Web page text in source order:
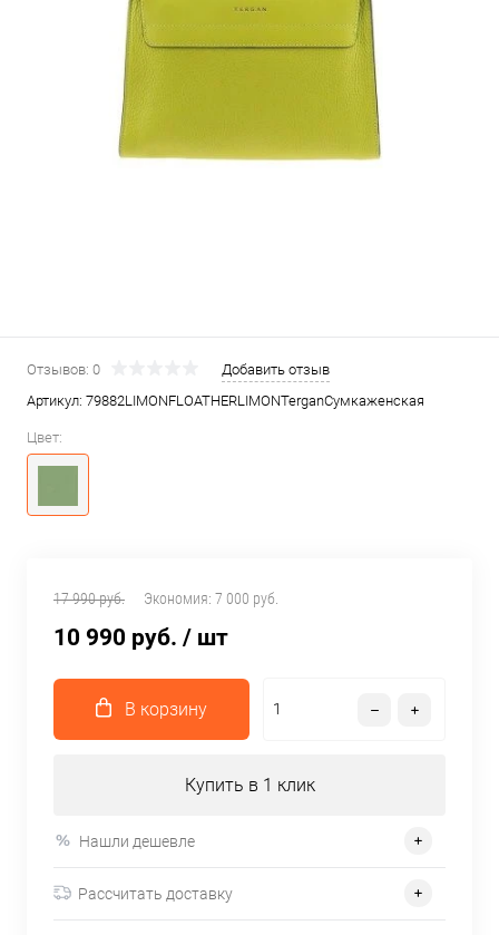
Отзывов: 0
Добавить отзыв
Артикул: 79882LIMONFLOATHERLIMONTerganСумкаженская
Цвет:
17 990 руб. Экономия: 7 000 руб.
10 990 руб. / шт
В корзину
Купить в 1 клик
Нашли дешевле
Рассчитать доставку